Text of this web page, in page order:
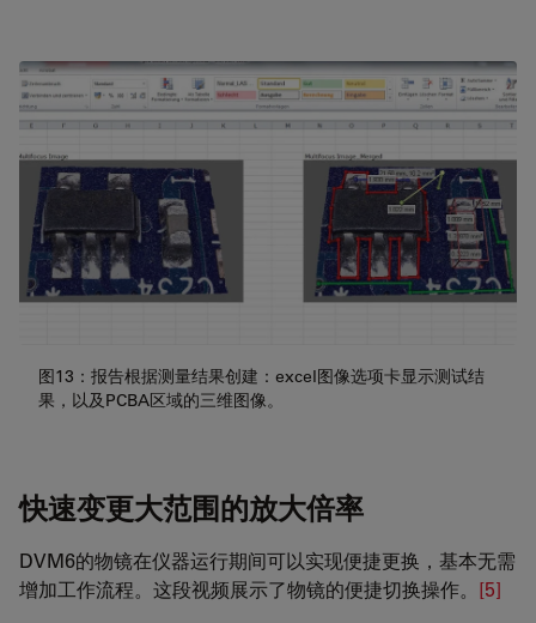
图13：报告根据测量结果创建：excel图像选项卡显示测试结
果，以及PCBA区域的三维图像。
快速变更大范围的放大倍率
DVM6的物镜在仪器运行期间可以实现便捷更换，基本无需
增加工作流程。这段视频展示了物镜的便捷切换操作。 [5]